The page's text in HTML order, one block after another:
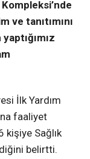
ve tanıtımını
İlk Yardım
faaliyet
kişiye Sağlık
belirtti.